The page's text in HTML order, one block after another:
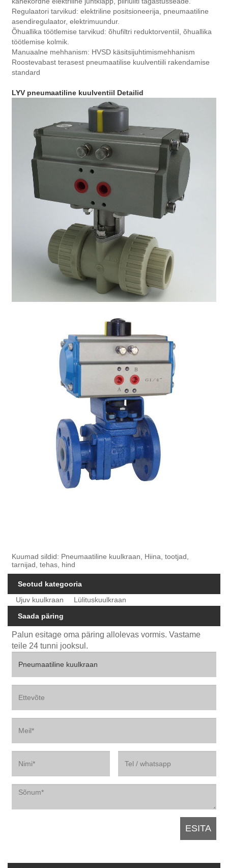
Regulaatori tarvikud: elektriline positsioneerija, pneumaatiline
asendiregulaator, elektrimuundur.
Õhuallika töötlemise tarvikud: õhufiltri reduktorventiil, õhuallika
töötlemise kolmik.
Manuaalne mehhanism: HVSD käsitsijuhtimismehhanism
Roostevabast terasest pneumaatilise kuulventiili rakendamise
standard
LYV pneumaatiline kuulventiil Detailid
Kuumad sildid: Pneumaatiline kuulkraan, Hiina, tootjad,
tarnijad, tehas, hind
Seotud kategooria
Ujuv kuulkraan
Lülituskuulkraan
Saada päring
Palun esitage oma päring allolevas vormis. Vastame
teile 24 tunni jooksul.